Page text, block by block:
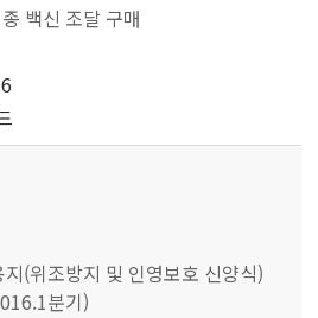
백신 조달 구매
(위조방지 및 인영보호 신양식)
분기)